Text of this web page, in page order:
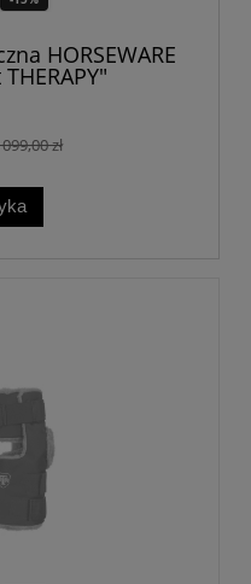
HORSEWARE
zł